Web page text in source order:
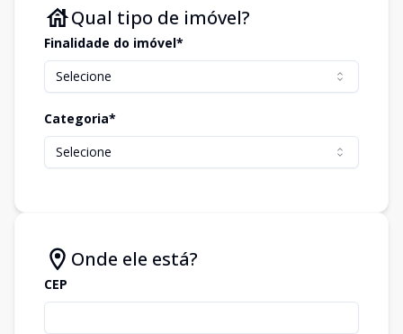
Qual tipo de imóvel?
Finalidade do imóvel*
Selecione
Categoria*
Selecione
Onde ele está?
CEP